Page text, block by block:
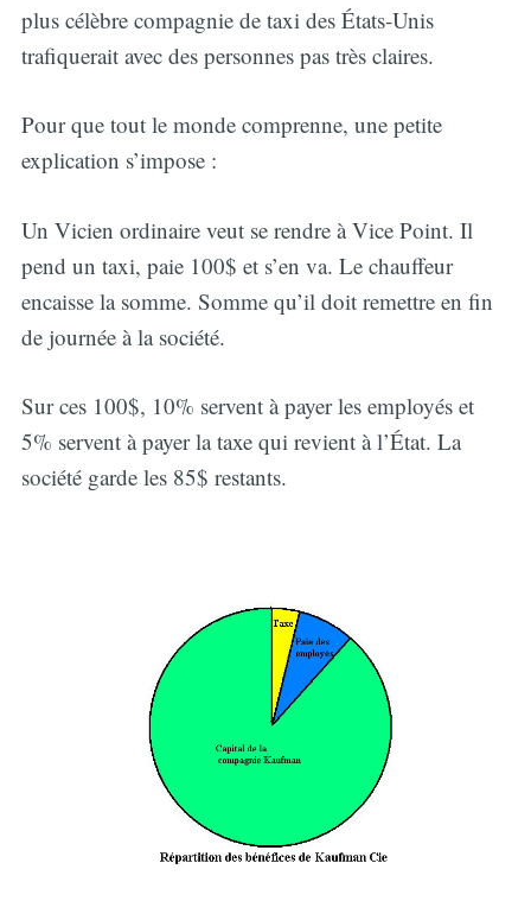
plus célèbre compagnie de taxi des États-Unis
trafiquerait avec des personnes pas très claires.
Pour que tout le monde comprenne, une petite
explication s’impose :
Un Vicien ordinaire veut se rendre à Vice Point. Il
pend un taxi, paie 100$ et s’en va. Le chauffeur
encaisse la somme. Somme qu’il doit remettre en fin
de journée à la société.
Sur ces 100$, 10% servent à payer les employés et
5% servent à payer la taxe qui revient à l’État. La
société garde les 85$ restants.